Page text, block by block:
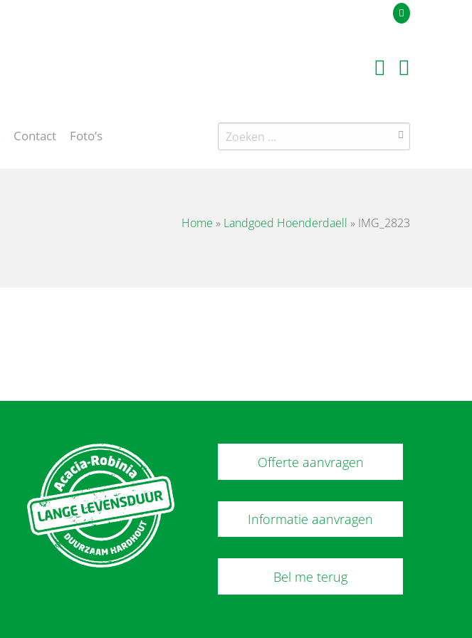
Contact Foto’s
Zoeken
naar:
Home » Landgoed Hoenderdaell » IMG_2823
Offerte aanvragen
Informatie aanvragen
Bel me terug